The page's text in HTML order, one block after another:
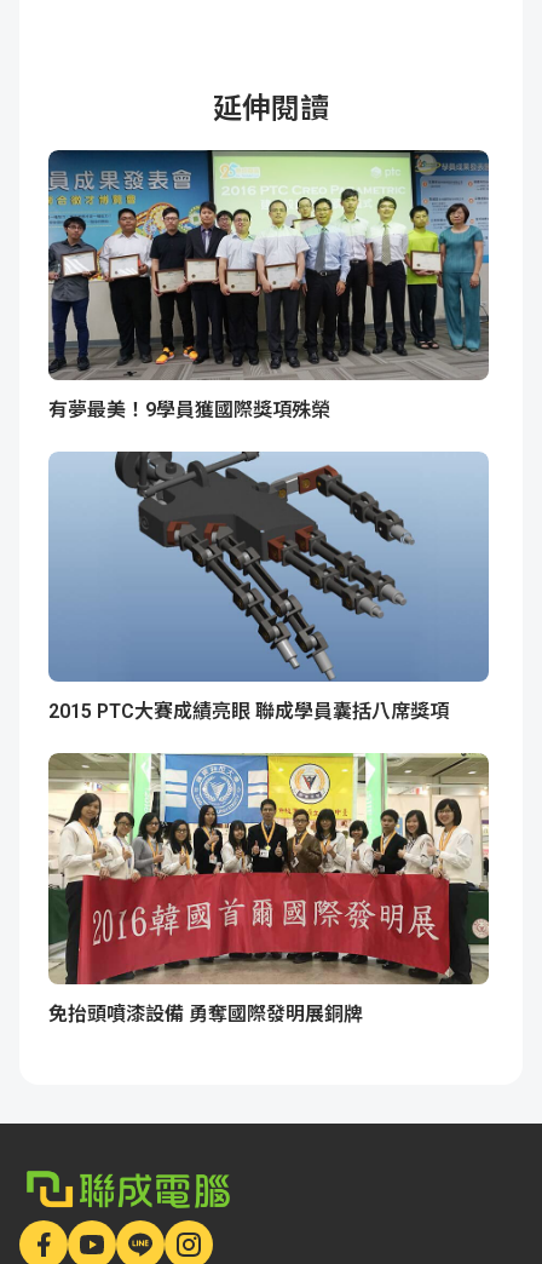
延伸閱讀
有夢最美！9學員獲國際獎項殊榮
2015 PTC大賽成績亮眼 聯成學員囊括八席獎項
免抬頭噴漆設備 勇奪國際發明展銅牌